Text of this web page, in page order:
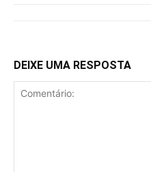
DEIXE UMA RESPOSTA